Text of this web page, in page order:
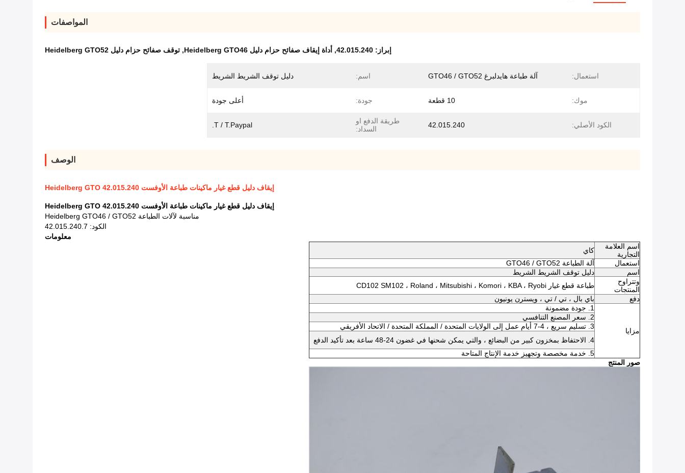
المواصفات
إبراز: 42.015.240
, أداة إيقاف صفائح حزام دليل Heidelberg GTO46 , توقف صفائح حزام دليل Heidelberg GTO52
استعمال: آلة طباعة هايدلبرغ GTO46 / GTO52 اسم: دليل توقف الشريط الشريط
موك: 10 قطعة جودة: أعلى جودة
الكود الأصلي: 42.015.240
طريقة الدفع او
السداد:
T / T.Paypal.
الوصف
إيقاف دليل قطع غيار ماكينات طباعة الأوفست Heidelberg GTO 42.015.240
إيقاف دليل قطع غيار ماكينات طباعة الأوفست Heidelberg GTO 42.015.240
مناسبة لآلات الطباعة Heidelberg GTO46 / GTO52
الكود: 42.015.240.7
معلومات
اسم العلامة
التجارية
كاي
استعمال
آلة الطباعة GTO46 / GTO52
اسم
دليل توقف الشريط الشريط
وتتراوح
المنتجات
طباعة قطع غيار CD102 SM102 ، Roland ، Mitsubishi ، Komori ، KBA ، Ryobi
دفع
باي بال ، تي / تي ، ويسترن يونيون
مزايا
1. جودة مضمونة
2. سعر المصنع التنافسي
3. تسليم سريع ، 4-7 أيام عمل إلى الولايات المتحدة / المملكة المتحدة / الاتحاد الأفريقي
4. الاحتفاظ بمخزون كبير من البضائع ، والتي يمكن شحنها في غضون 24-48 ساعة بعد تأكيد الدفع
5. خدمة مخصصة وتجهيز خدمة الإنتاج المتاحة
صور المنتج